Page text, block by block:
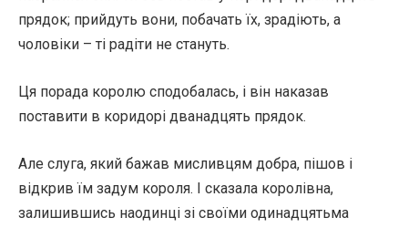
прядок; прийдуть вони, побачать їх, зрадіють, а
чоловіки – ті радіти не стануть.
Ця порада королю сподобалась, і він наказав
поставити в коридорі дванадцять прядок.
Але слуга, який бажав мисливцям добра, пішов і
відкрив їм задум короля. І сказала королівна,
залишившись наодинці зі своїми одинадцятьма